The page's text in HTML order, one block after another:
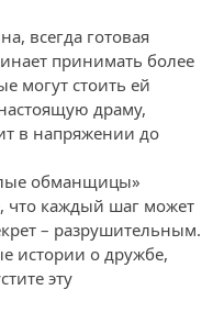
всегда готовая
принимать более
могут стоить ей
драму,
в напряжении до
обманщицы»
что каждый шаг может
– разрушительным.
истории о дружбе,
эту